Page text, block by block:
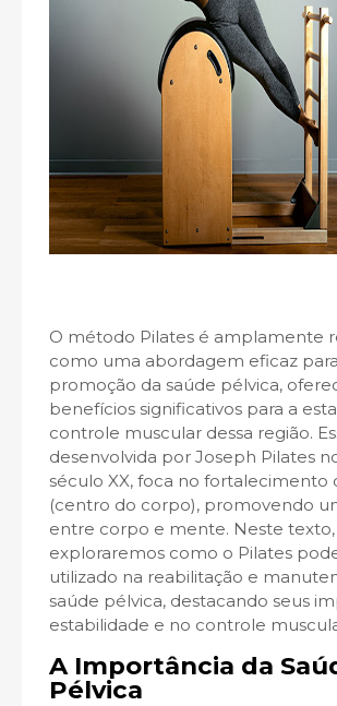
O método Pilates é amplamente
como uma abordagem eficaz
promoção da saúde pélvica,
benefícios significativos para a
controle muscular dessa região.
desenvolvida por Joseph Pilates
século XX, foca no fortalecimento
(centro do corpo), promovendo
entre corpo e mente. Neste texto,
exploraremos como o Pilates
utilizado na reabilitação e
saúde pélvica, destacando seus
estabilidade e no controle
A Importância da
Pélvica